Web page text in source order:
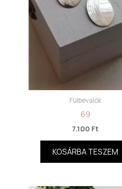
Fülbevalók
69
7.100 Ft
KOSÁRBA TESZEM